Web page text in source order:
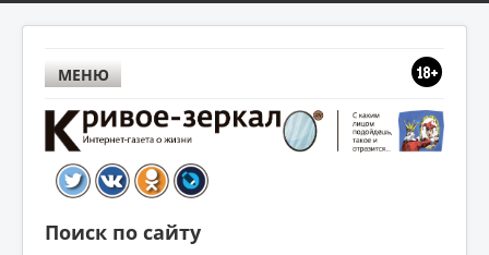
МЕНЮ
Поиск по сайту